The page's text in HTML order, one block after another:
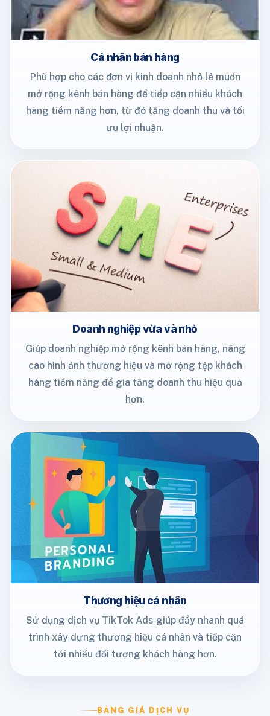
Cá nhân bán hàng
Phù hợp cho các đơn vị kinh doanh nhỏ lẻ muốn
mở rộng kênh bán hàng để tiếp cận nhiều khách
hàng tiềm năng hơn, từ đó tăng doanh thu và tối
ưu lợi nhuận.
Doanh nghiệp vừa và nhỏ
Giúp doanh nghiệp mở rộng kênh bán hàng, nâng
cao hình ảnh thương hiệu và mở rộng tệp khách
hàng tiềm năng để gia tăng doanh thu hiệu quả
hơn.
Thương hiệu cá nhân
Sử dụng dịch vụ TikTok Ads giúp đẩy nhanh quá
trình xây dựng thương hiệu cá nhân và tiếp cận
tới nhiều đối tượng khách hàng hơn.
BẢNG GIÁ DỊCH VỤ